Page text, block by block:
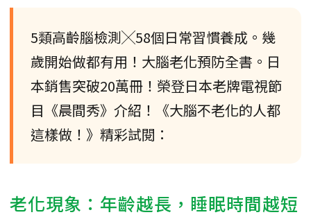
5類高齡腦檢測╳58個日常習慣養成。幾
歲開始做都有用！大腦老化預防全書。日
本銷售突破20萬冊！榮登日本老牌電視節
目《晨間秀》介紹！《大腦不老化的人都
這樣做！》精彩試閱：
老化現象：年齡越長，睡眠時間越短